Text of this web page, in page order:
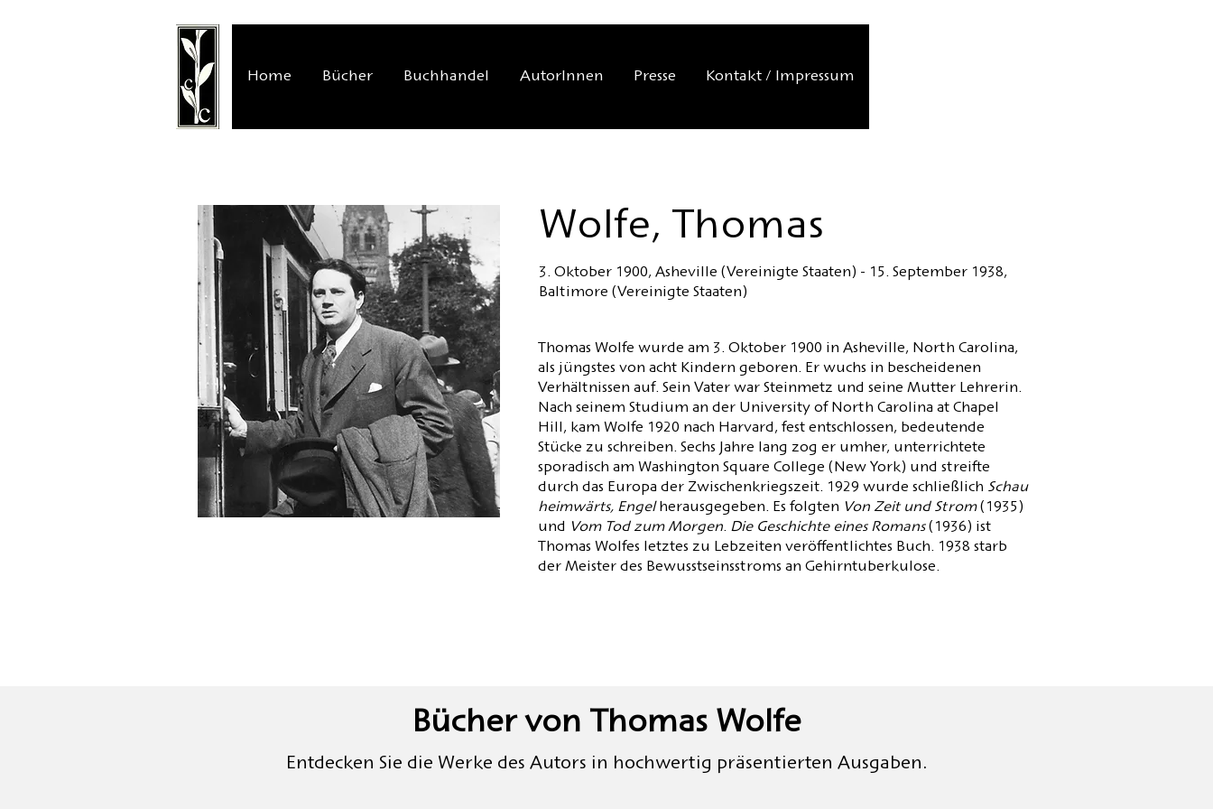
Home Bücher Buchhandel AutorInnen Presse Kontakt / Impressum
Wolfe, Thomas
3. Oktober 1900, Asheville (Vereinigte Staaten) - 15. September 1938,
Baltimore (Vereinigte Staaten)
Thomas Wolfe wurde am 3. Oktober 1900 in Asheville, North Carolina,
als jüngstes von acht Kindern geboren. Er wuchs in bescheidenen
Verhältnissen auf. Sein Vater war Steinmetz und seine Mutter Lehrerin.
Nach seinem Studium an der University of North Carolina at Chapel
Hill, kam Wolfe 1920 nach Harvard, fest entschlossen, bedeutende
Stücke zu schreiben. Sechs Jahre lang zog er umher, unterrichtete
sporadisch am Washington Square College (New York) und streifte
durch das Europa der Zwischenkriegszeit. 1929 wurde schließlich Schau
heimwärts, Engelherausgegeben. Es folgten Von Zeit und Strom(1935)
und Vom Tod zum Morgen. Die Geschichte eines Romans (1936) ist
Thomas Wolfes letztes zu Lebzeiten veröffentlichtes Buch. 1938 starb
der Meister des Bewusstseinsstroms an Gehirntuberkulose.
Bücher von Thomas Wolfe
Entdecken Sie die Werke des Autors in hochwertig präsentierten Ausgaben.